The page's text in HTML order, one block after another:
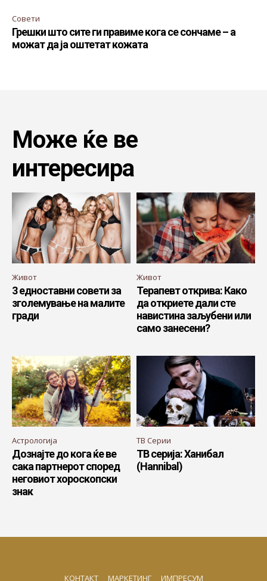
Совети
Грешки што сите ги правиме кога се сончаме – а
можат да ја оштетат кожата
Може ќе ве
интересира
Живот
3 едноставни совети за
зголемување на малите
гради
Живот
Терапевт открива: Како
да откриете дали сте
навистина заљубени или
само занесени?
Астрологија
Дознајте до кога ќе ве
сака партнерот според
неговиот хороскопски
знак
ТВ Серии
ТВ серија: Ханибал
(Hannibal)
КОНТАКТ МАРКЕТИНГ ИМПРЕСУМ